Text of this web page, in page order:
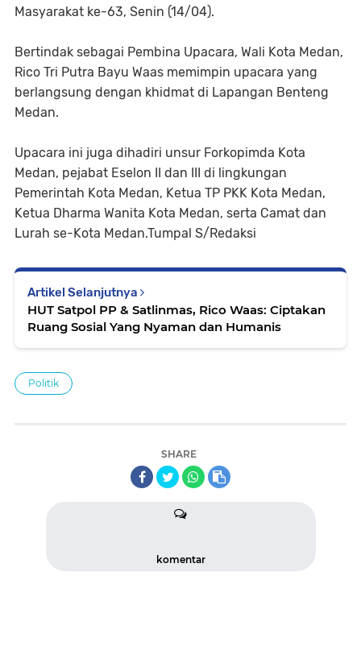
Masyarakat ke-63, Senin (14/04).
Bertindak sebagai Pembina Upacara, Wali Kota Medan,
Rico Tri Putra Bayu Waas memimpin upacara yang
berlangsung dengan khidmat di Lapangan Benteng
Medan.
Upacara ini juga dihadiri unsur Forkopimda Kota
Medan, pejabat Eselon II dan III di lingkungan
Pemerintah Kota Medan, Ketua TP PKK Kota Medan,
Ketua Dharma Wanita Kota Medan, serta Camat dan
Lurah se-Kota Medan.Tumpal S/Redaksi
Artikel Selanjutnya
HUT Satpol PP & Satlinmas, Rico Waas: Ciptakan
Ruang Sosial Yang Nyaman dan Humanis
Politik
SHARE
komentar